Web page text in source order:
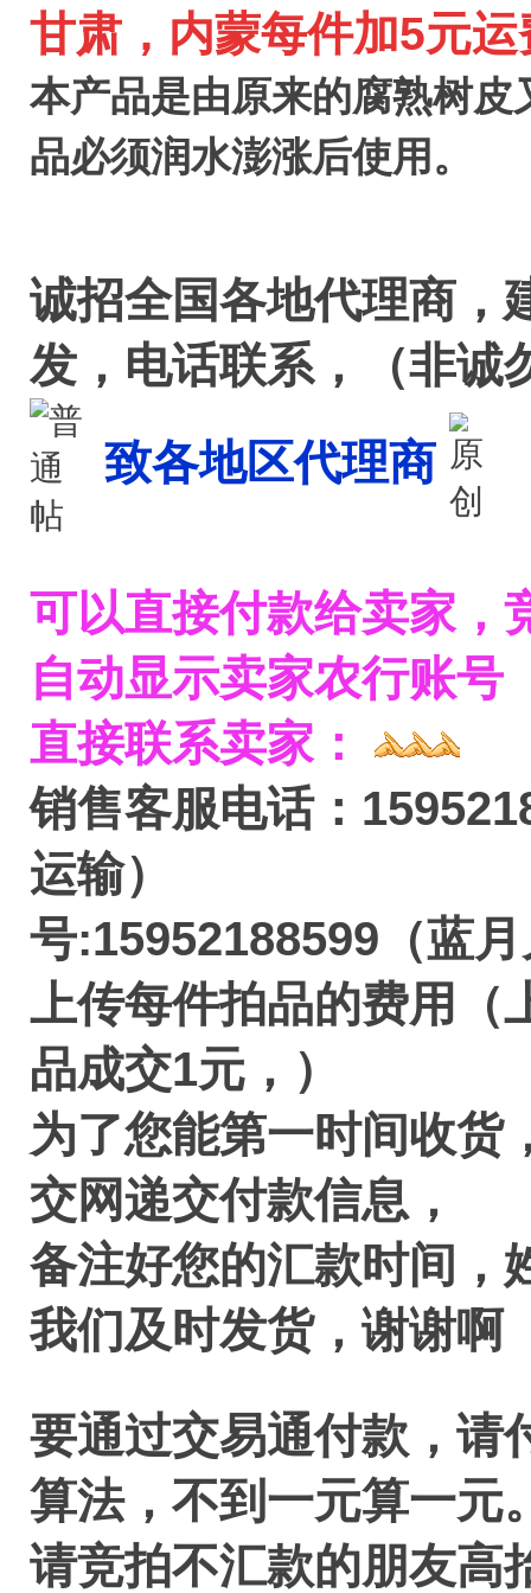
甘肃，内蒙每件加5元
本产品是由原来的腐熟树
品必须润水澎涨后使用。
诚招全国各地代理商，
发，电话联系，（非诚
致各地区代理商
可以直接付款给卖家，
自动显示卖家农行账号
直接联系卖家：
销售客服电话：
运输）
号:15952188599（蓝
上传每件拍品的费用（
品成交1元，）
为了您能第一时间收货
交网递交付款信息，
备注好您的汇款时间，
我们及时发货，谢谢啊
要通过交易通付款，请
算法，不到一元算一元
请竞拍不汇款的朋友高